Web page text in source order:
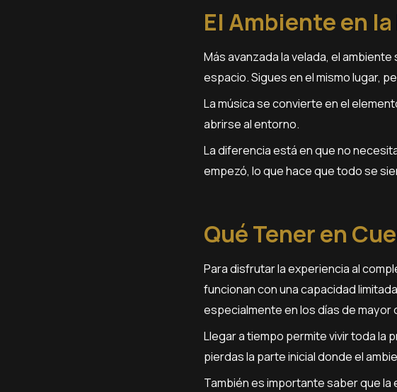
El Ambiente en
Más avanzada la velada, el
espacio. Sigues en el mismo lugar,
La música se convierte en el
abrirse al entorno.
La diferencia está en que no
empezó, lo que hace que todo se
Qué Tener en
Para disfrutar la experiencia al
funcionan con una capacidad
especialmente en los días de mayor
Llegar a tiempo permite vivir toda la
pierdas la parte inicial donde el
También es importante saber que